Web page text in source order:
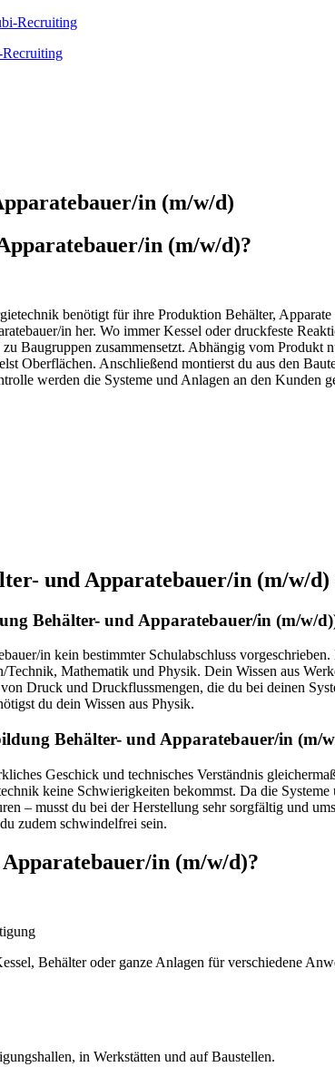
in (m/w/d)
in (m/w/d)?
benötigt für ihre Produktion Behälter,
in her. Wo immer Kessel oder druckfeste
Baugruppen zusammensetzt. Abhängig vom
Oberflächen. Anschließend montierst du aus den
werden die Systeme und Anlagen an den
und Apparatebauer/in (m/w/d)
Behälter- und Apparatebauer/in (m/w/d)
in kein bestimmter Schulabschluss
Mathematik und Physik. Dein Wissen aus
Druck und Druckflussmengen, die du bei deinen
du dein Wissen aus Physik.
Behälter- und Apparatebauer/in (m/
Geschick und technisches Verständnis
keine Schwierigkeiten bekommst. Da die
– musst du bei der Herstellung sehr sorgfältig und
zudem schwindelfrei sein.
in (m/w/d)?
Behälter oder ganze Anlagen für verschiedene
in Werkstätten und auf Baustellen.